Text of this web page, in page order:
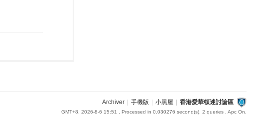
Archiver 手機版 小黑屋 香港愛華頓迷討論區
GMT+8, 2026-8-6 15:51 , Processed in 0.030276 second(s), 2 queries , Apc On.